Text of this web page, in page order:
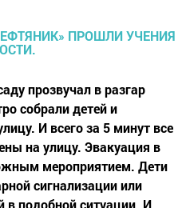
прозвучал в разгар
собрали детей и
И всего за 5 минут все
на улицу. Эвакуация в
мероприятием. Дети
сигнализации или
подобной ситуации. И...